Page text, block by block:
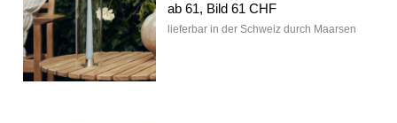
ab 61, Bild 61 CHF
lieferbar in der Schweiz durch Maarsen